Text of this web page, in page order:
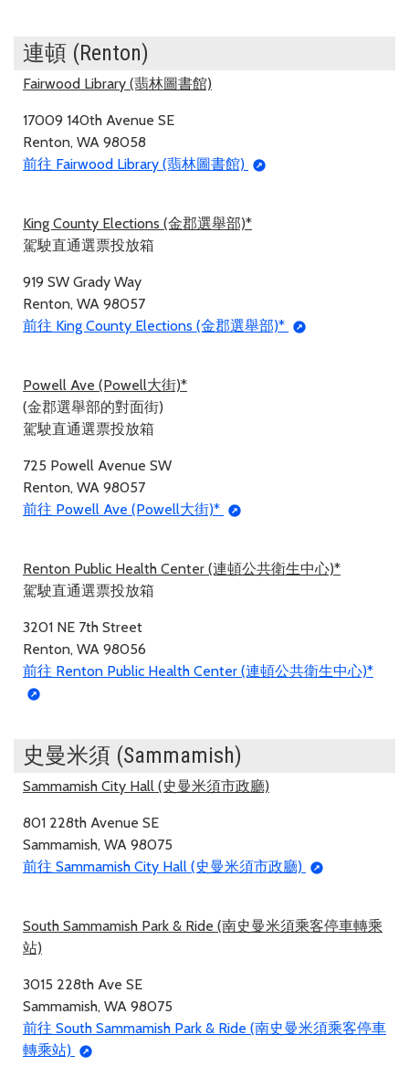
連頓 (Renton)
Fairwood Library (翡林圖書館)
17009 140th Avenue SE
Renton, WA 98058
前往 Fairwood Library (翡林圖書館)
King County Elections (金郡選舉部)*
駕駛直通選票投放箱
919 SW Grady Way
Renton, WA 98057
前往 King County Elections (金郡選舉部)*
Powell Ave (Powell大街)*
(金郡選舉部的對面街)
駕駛直通選票投放箱
725 Powell Avenue SW
Renton, WA 98057
前往 Powell Ave (Powell大街)*
Renton Public Health Center (連頓公共衛生中心)*
駕駛直通選票投放箱
3201 NE 7th Street
Renton, WA 98056
前往 Renton Public Health Center (連頓公共衛生中心)*
史曼米須 (Sammamish)
Sammamish City Hall (史曼米須市政廳)
801 228th Avenue SE
Sammamish, WA 98075
前往 Sammamish City Hall (史曼米須市政廳)
South Sammamish Park & Ride (南史曼米須乘客停車轉乘
站)
3015 228th Ave SE
Sammamish, WA 98075
前往 South Sammamish Park & Ride (南史曼米須乘客停車
轉乘站)